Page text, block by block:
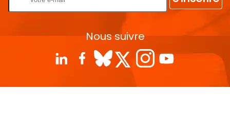
Nous suivre